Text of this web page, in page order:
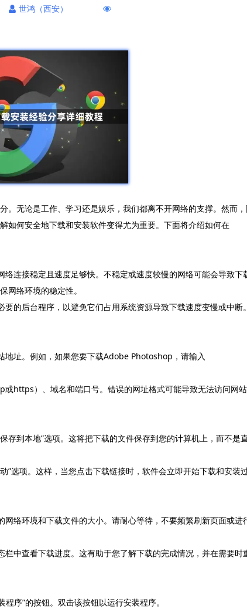
世鸿（西安）
。无论是工作、学习还是娱乐，我们都离不开网络的支撑。然而
如何安全地下载和安装软件变得尤为重要。下面将介绍如何在
连接稳定且速度足够快。不稳定或速度较慢的网络可能会导致下
网络环境的稳定性。
的后台程序，以避免它们占用系统资源导致下载速度变慢或中断。
地址。例如，如果您要下载Adobe Photoshop，请输入
https）、域名和端口号。错误的网址格式可能导致无法访问网站
存到本地”选项。这将把下载的文件保存到您的计算机上，而不是
”选项。这样，当您点击下载链接时，软件会立即开始下载和安装
络环境和下载文件的大小。请耐心等待，不要频繁刷新页面或进
中查看下载进度。这有助于您了解下载的完成情况，并在需要时
序”的按钮。双击该按钮以运行安装程序。